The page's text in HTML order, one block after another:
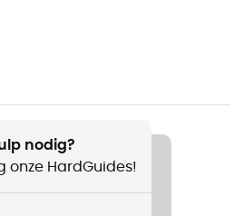
nodig?
onze HardGuides!